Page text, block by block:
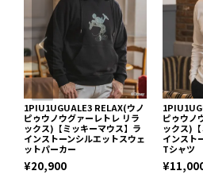
1PIU1UGUALE3 RELAX(ウノ
ピゥウノウグァーレトレ リラ
ックス)【ミッキーマウス】ラ
インストーンシルエットスウェ
ットパーカー
¥20,900
ピゥウノ
ックス)
インスト
Tシャツ